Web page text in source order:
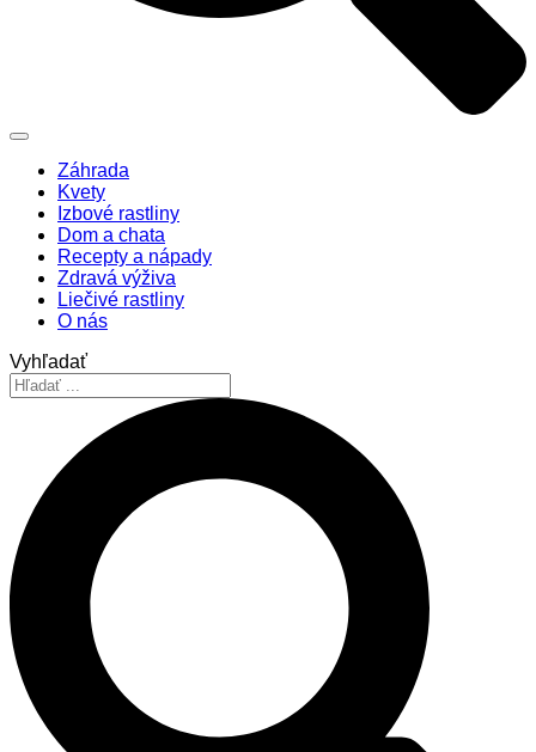
Záhrada
Kvety
Izbové rastliny
Dom a chata
Recepty a nápady
Zdravá výživa
Liečivé rastliny
O nás
Vyhľadať